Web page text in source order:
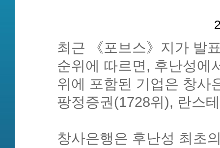
최근 《포브스》지가 발
순위에 따르면, 후난성에
위에 포함된 기업은 창사
팡정증권(1728위), 란스
창사은행은 후난성 최초